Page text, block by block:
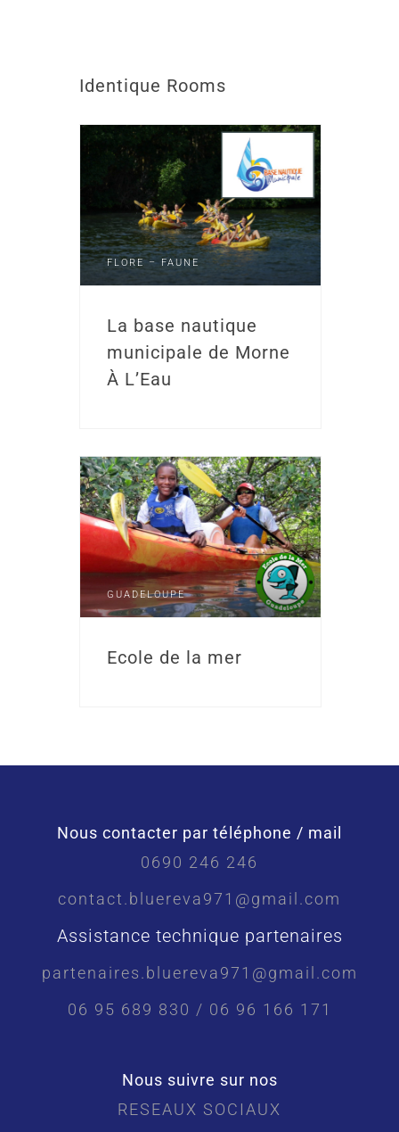
Identique Rooms
FLORE – FAUNE
La base nautique
municipale de Morne
À L’Eau
GUADELOUPE
Ecole de la mer
Nous contacter par téléphone / mail
0690 246 246
contact.bluereva971@gmail.com
Assistance technique partenaires
partenaires.bluereva971@gmail.com
06 95 689 830 / 06 96 166 171
Nous suivre sur nos
RESEAUX SOCIAUX